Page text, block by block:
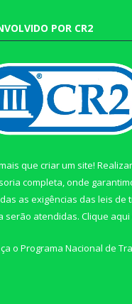
POR CR2
que criar um site!
completa, onde
as exigências das leis de
serão atendidas. Clique aqui
o Programa Nacional de